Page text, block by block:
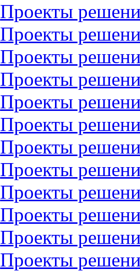
Проекты
Проекты
Проекты
Проекты
Проекты
Проекты
Проекты
Проекты
Проекты
Проекты
Проекты
Проекты